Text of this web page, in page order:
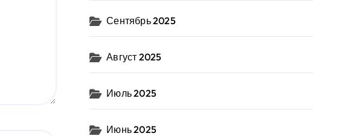
Сентябрь 2025
Август 2025
Июль 2025
Июнь 2025